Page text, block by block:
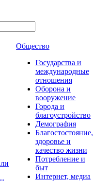
Общество
Государства и
международные
отношения
Оборона и
вооружение
Города и
благоустройство
Демография
Благостостояние,
здоровье и
качество жизни
Потребление и
быт
Интернет, медиа